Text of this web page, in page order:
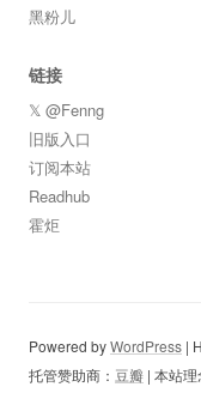
黑粉儿
链接
𝕏 @Fenng
旧版入口
订阅本站
Readhub
霍炬
Powered byWordPress |
托管赞助商： 豆瓣 | 本站